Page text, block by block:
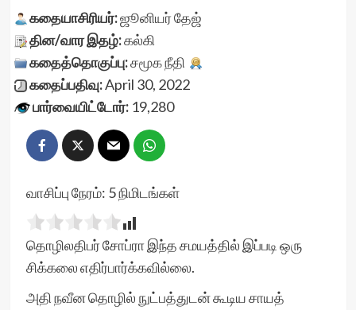
கதையாசிரியர்:ஜூனியர் தேஜ்
தின/வார இதழ்:கல்கி
கதைத்தொகுப்பு:சமூக நீதி
கதைப்பதிவு:April 30, 2022
பார்வையிட்டோர்:19,280
வாசிப்பு நேரம்: 5நிமிடங்கள்
தொழிலதிபர் சோப்ரா இந்த சமயத்தில் இப்படி ஒரு
சிக்கலை எதிர்பார்க்கவில்லை.
அதி நவீன தொழில் நுட்பத்துடன் கூடிய சாயத்